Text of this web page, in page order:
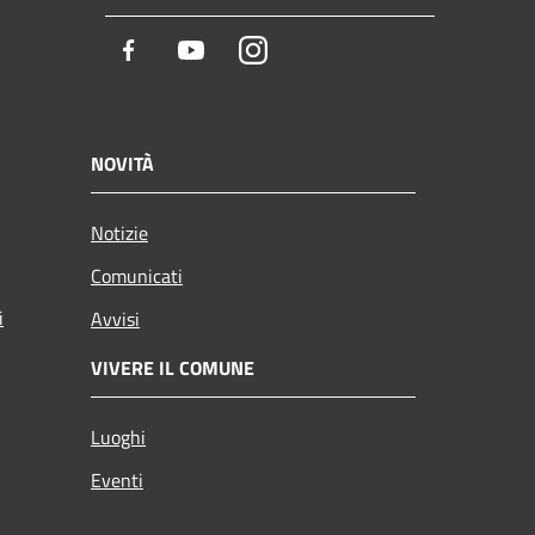
Facebook YoutubeInstagram
NOVITÀ
Notizie
Comunicati
Avvisi
VIVERE IL COMUNE
Luoghi
Eventi